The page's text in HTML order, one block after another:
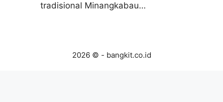
tradisional Minangkabau…
2026 © - bangkit.co.id